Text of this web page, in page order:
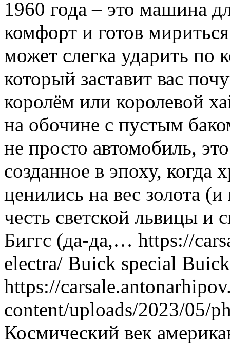
1960 года – это машина
комфорт и готов
может слегка ударить по
который заставит вас
королём или королевой
на обочине с пустым
не просто автомобиль,
созданное в эпоху, когда
ценились на вес золота
честь светской львицы и
Биггс (да-да,… https://
electra/ Buick special Buick
https://
content/uploads/2023/05/
Космический век